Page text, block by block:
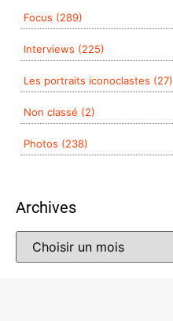
Focus (289)
Interviews (225)
Les portraits iconoclastes (27)
Non classé (2)
Photos (238)
Archives